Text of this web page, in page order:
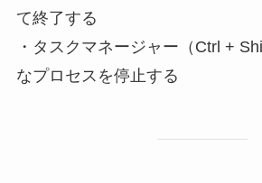
て終了する
・タスクマネージャー（Ctrl +
なプロセスを停止する